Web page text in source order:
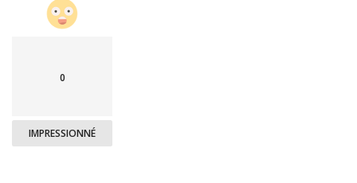
0
IMPRESSIONNÉ